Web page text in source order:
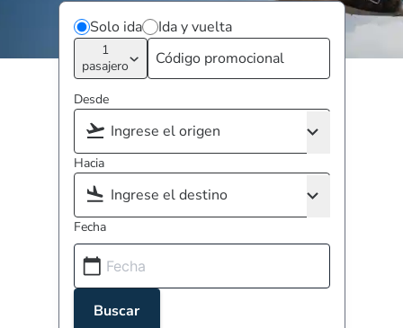
Solo ida Ida y vuelta
1
pasajero
Desde
Hacia
Fecha
Buscar